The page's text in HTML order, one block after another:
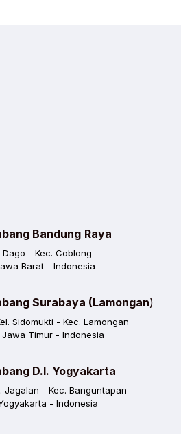
Bandung Raya
- Kec. Coblong
Barat - Indonesia
Surabaya (Lamongan)
Sidomukti - Kec. Lamongan
Timur - Indonesia
D.I. Yogyakarta
Jagalan - Kec. Banguntapan
- Indonesia